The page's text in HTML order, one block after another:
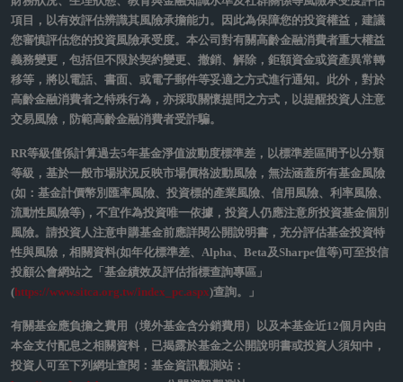
延。
瀚亞投信系列基金就申購收取遞延手續費之SA類型或S類型受益權單位
者，其手續費之收取將於買回時支付，且該費用將依持有期間而有所不
同，其餘費用之計收與前收手續費類型之受益權單位完全相同，亦不加計
分銷費用。SA類型或S類型受益權單位另設有買回及轉換(轉申購)限制，請
詳閱公開說明書。
瀚亞投資系列基金就申購手續費屬後收型之T3級別，手續費雖可遞延收
取，惟每年仍需支付1％的分銷費，可能造成實際負擔費用增加。分銷費用
反映於每日基金淨資產價值，為每年基金淨資產價值之1%(約每日
0.00274%)。在原始申購日屆滿三年之次一營業日，T3級別自動免費轉換
為相應的A級別。投資人申購手續費屬後收型之T3級別前，應向銷售機構
確實瞭解前收與後收級別之費用差異。
瀚亞三至六年到期新興市場收益機會債券基金（本基金有相當比重投
期屆滿或啟動提前結算機制時，信託契約即終止，經理公司將根據屆
時淨資產價值進行償付。本基金非定存之替代品，非為保本或護本型
投資策略，亦不保證本金之全額返還。投資組合之持債在無信用風險